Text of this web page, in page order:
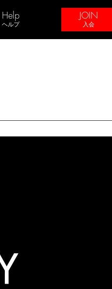
Help
ヘルプ
JOIN
入会